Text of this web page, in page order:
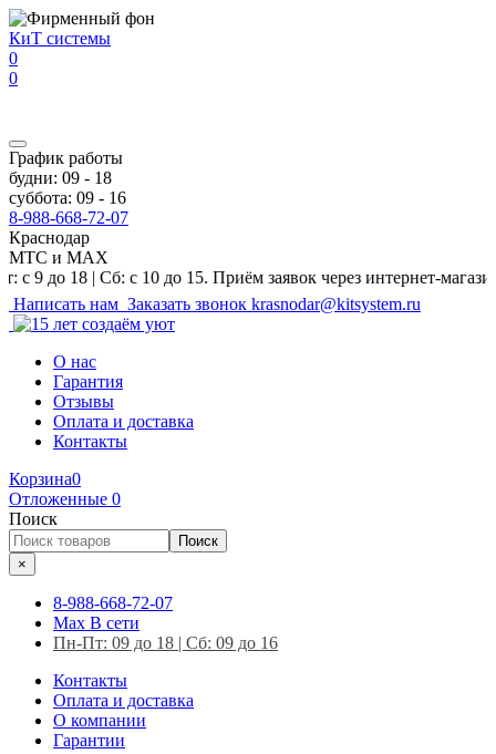
Перейти к основному содержанию
КиТ системы
0
0
График работы
будни: 09 - 18
суббота: 09 - 16
8-988-668-72-07
Краснодар
МТС и MAX
| Сб: с 10 до 15. Приём заявок через интернет-магазин и на
Написать нам Заказать звонок krasnodar@kitsystem.ru
О нас
Гарантия
Отзывы
Оплата и доставка
Контакты
Корзина0
Отложенные 0
Поиск
Поиск
×
8-988-668-72-07
Max В сети
Пн-Пт: 09 до 18 | Сб: 09 до 16
Контакты
Оплата и доставка
О компании
Гарантии